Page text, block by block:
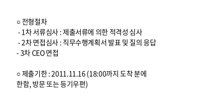
○ 전형절차
- 1차 서류심사 : 제출서류에 의한 적격성 심사
- 2차 면접심사 : 직무수행계획서 발표 및 질의 응답
- 3차 CEO 면접
○ 제출기한 : 2011.11.16 (18:00까지 도착 분에
한함, 방문 또는 등기우편)